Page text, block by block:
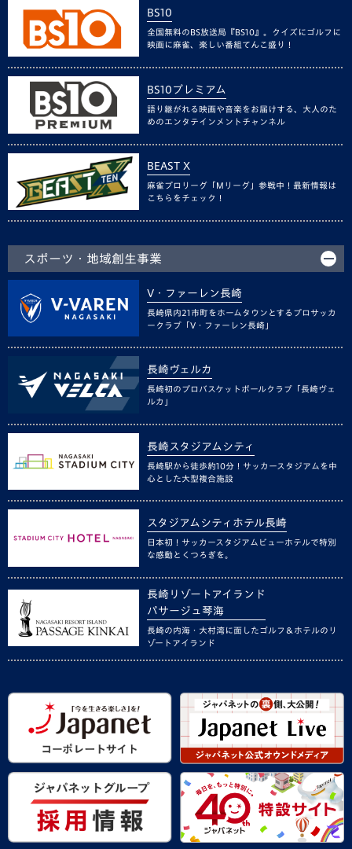
BS10
全国無料のBS放送局『BS10』。クイズにゴルフに
映画に麻雀、楽しい番組てんこ盛り！
BS10プレミアム
語り継がれる映画や音楽をお届けする、大人のた
めのエンタテインメントチャンネル
BEAST X
麻雀プロリーグ「Mリーグ」参戦中！最新情報は
こちらをチェック！
スポーツ・地域創生事業
V・ファーレン長崎
長崎県内21市町をホームタウンとするプロサッカ
ークラブ「V・ファーレン長崎」
長崎ヴェルカ
長崎初のプロバスケットボールクラブ「長崎ヴェ
ルカ」
長崎スタジアムシティ
長崎駅から徒歩約10分！サッカースタジアムを中
心とした大型複合施設
スタジアムシティホテル長崎
日本初！サッカースタジアムビューホテルで特別
な感動とくつろぎを。
長崎リゾートアイランド
パサージュ琴海
長崎の内海・大村湾に面したゴルフ＆ホテルのリ
ゾートアイランド